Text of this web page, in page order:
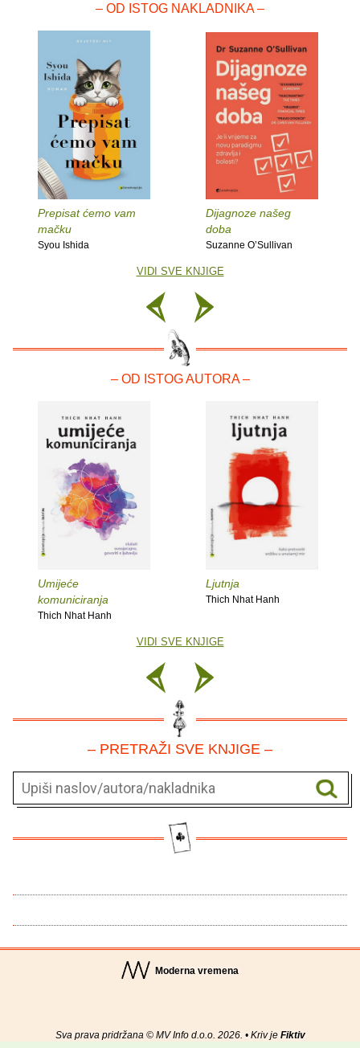
– OD ISTOG NAKLADNIKA –
Prepisat ćemo vam
mačku
Syou Ishida
Dijagnoze našeg
doba
Suzanne O’Sullivan
VIDI SVE KNJIGE
– OD ISTOG AUTORA –
Umijeće
komuniciranja
Thich Nhat Hanh
Ljutnja
Thich Nhat Hanh
VIDI SVE KNJIGE
– PRETRAŽI SVE KNJIGE –
Moderna vremena
Sva prava pridržana © MV Info d.o.o. 2026. • Kriv je Fiktiv